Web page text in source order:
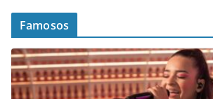
Famosos